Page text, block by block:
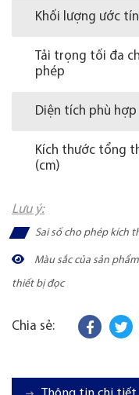
Khối lượng ước
Tải trọng tối đa
phép
Diện tích phù hợp
Kích thước tổng
(cm)
Lưu ý:
Sai số cho phép kích
Màu sắc của sản
thiết bị đọc
Chia sẻ: